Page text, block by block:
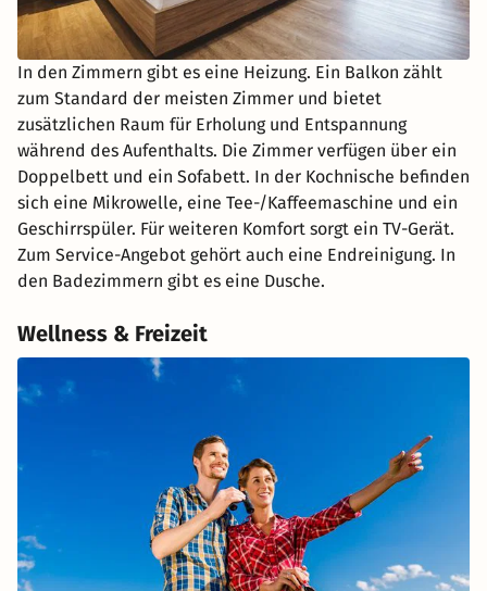
In den Zimmern gibt es eine Heizung. Ein Balkon zählt
zum Standard der meisten Zimmer und bietet
zusätzlichen Raum für Erholung und Entspannung
während des Aufenthalts. Die Zimmer verfügen über ein
Doppelbett und ein Sofabett. In der Kochnische befinden
sich eine Mikrowelle, eine Tee-/Kaffeemaschine und ein
Geschirrspüler. Für weiteren Komfort sorgt ein TV-Gerät.
Zum Service-Angebot gehört auch eine Endreinigung. In
den Badezimmern gibt es eine Dusche.
Wellness & Freizeit